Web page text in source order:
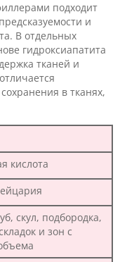
подходит
и
В отдельных
гидроксиапатита
тканей и
в тканях,
кислота
скул, подбородка,
и зон с